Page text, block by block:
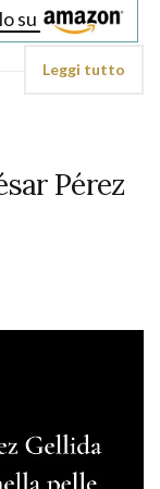
su
Leggi tutto
Pérez